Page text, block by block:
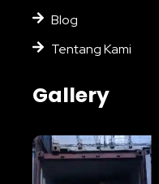
Blog
Tentang Kami
Gallery